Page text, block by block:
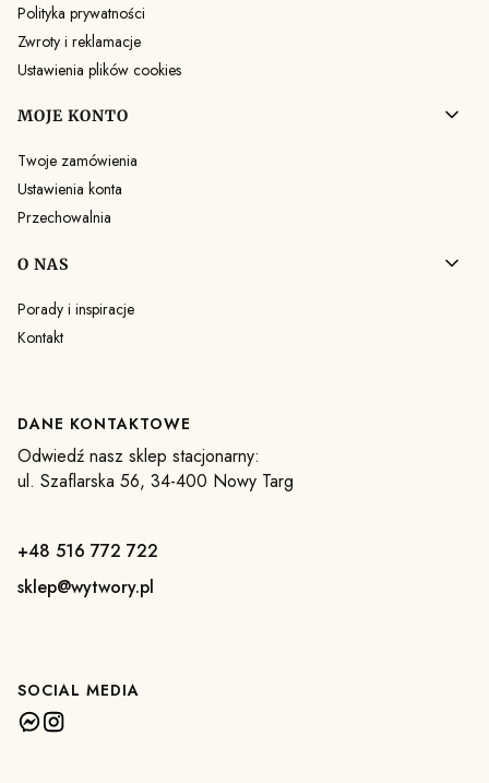
Polityka prywatności
Zwroty i reklamacje
Ustawienia plików cookies
MOJE KONTO
Twoje zamówienia
Ustawienia konta
Przechowalnia
O NAS
Porady i inspiracje
Kontakt
DANE KONTAKTOWE
Odwiedź nasz sklep stacjonarny:
ul. Szaflarska 56, 34-400 Nowy Targ
+48 516 772 722
sklep@wytwory.pl
SOCIAL MEDIA